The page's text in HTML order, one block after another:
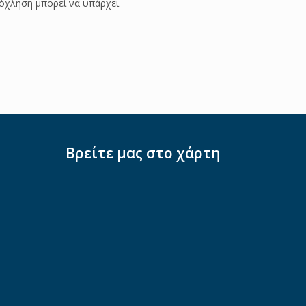
μπορεί να υπάρχει
Βρείτε μας στο χάρτη